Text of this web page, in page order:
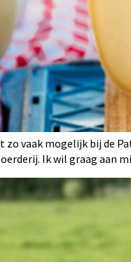
zo vaak mogelijk bij de
Ik wil graag aan